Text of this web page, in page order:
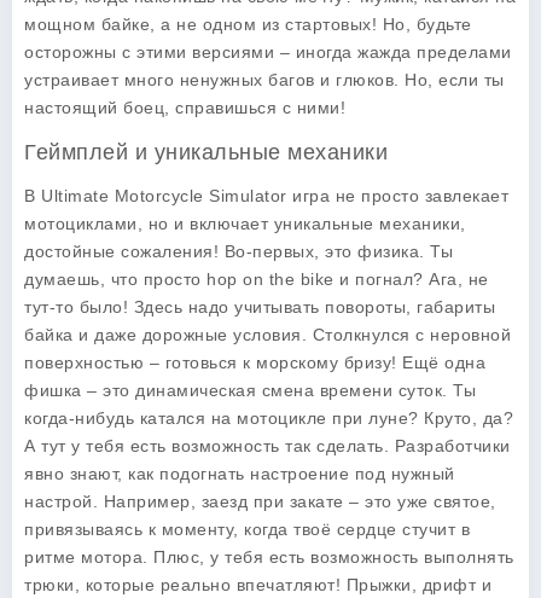
мощном байке, а не одном из стартовых! Но, будьте
осторожны с этими версиями – иногда жажда пределами
устраивает много ненужных багов и глюков. Но, если ты
настоящий боец, справишься с ними!
Геймплей и уникальные механики
В Ultimate Motorcycle Simulator игра не просто завлекает
мотоциклами, но и включает уникальные механики,
достойные сожаления! Во-первых, это физика. Ты
думаешь, что просто hop on the bike и погнал? Ага, не
тут-то было! Здесь надо учитывать повороты, габариты
байка и даже дорожные условия. Столкнулся с неровной
поверхностью – готовься к морскому бризу! Ещё одна
фишка – это динамическая смена времени суток. Ты
когда-нибудь катался на мотоцикле при луне? Круто, да?
А тут у тебя есть возможность так сделать. Разработчики
явно знают, как подогнать настроение под нужный
настрой. Например, заезд при закате – это уже святое,
привязываясь к моменту, когда твоё сердце стучит в
ритме мотора. Плюс, у тебя есть возможность выполнять
трюки, которые реально впечатляют! Прыжки, дрифт и